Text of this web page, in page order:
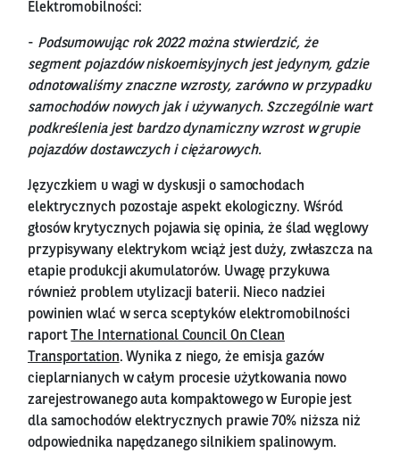
Elektromobilności:
- Podsumowując rok 2022 można stwierdzić, że
segment pojazdów niskoemisyjnych jest jedynym, gdzie
odnotowaliśmy znaczne wzrosty, zarówno w przypadku
samochodów nowych jak i używanych. Szczególnie wart
podkreślenia jest bardzo dynamiczny wzrost w grupie
pojazdów dostawczych i ciężarowych.
Języczkiem u wagi w dyskusji o samochodach
elektrycznych pozostaje aspekt ekologiczny. Wśród
głosów krytycznych pojawia się opinia, że ślad węglowy
przypisywany elektrykom wciąż jest duży, zwłaszcza na
etapie produkcji akumulatorów. Uwagę przykuwa
również problem utylizacji baterii. Nieco nadziei
powinien wlać w serca sceptyków elektromobilności
raport The International Council On Clean
Transportation. Wynika z niego, że emisja gazów
cieplarnianych w całym procesie użytkowania nowo
zarejestrowanego auta kompaktowego w Europie jest
dla samochodów elektrycznych prawie 70% niższa niż
odpowiednika napędzanego silnikiem spalinowym.